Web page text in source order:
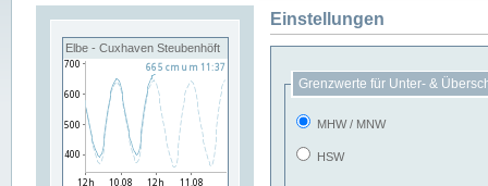
Elbe - Cuxhaven Steubenhöft
Einstellungen
Grenzwerte für Unter- &
MHW / MNW
HSW